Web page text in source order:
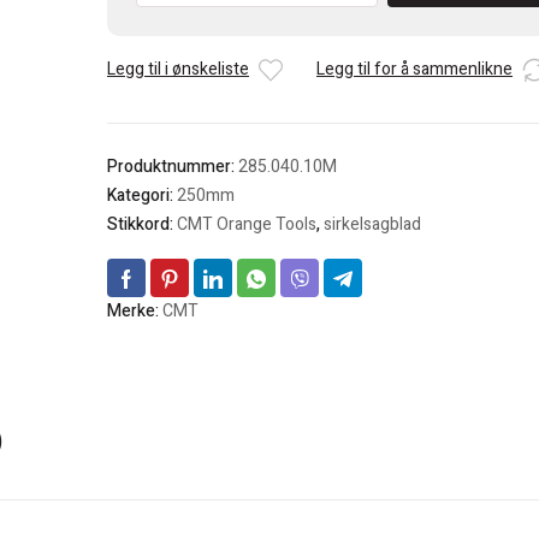
15°ATB
Legg til i ønskeliste Legg til for å sammenlikne
Produktnummer:285.040.10M
Kategori:250mm
Stikkord:CMT Orange Tools,sirkelsagblad
Merke:CMT